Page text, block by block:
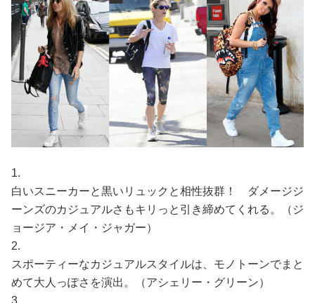
1.
白いスニーカーと黒いリュックと相性抜群！ ダメージジ
ーンズのカジュアルさもキリっと引き締めてくれる。（ジ
ョージア・メイ・ジャガー）
2.
スポーティーなカジュアルスタイルは、モノトーンでまと
めて大人っぽさを演出。（アシェリー・グリーン）
3.